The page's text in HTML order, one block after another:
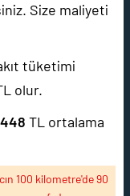
Size maliyeti
tüketimi
olur.
TL ortalama
100 kilometre'de 90